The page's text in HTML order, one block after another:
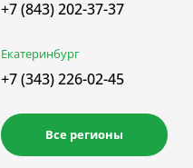
+7 (843) 202-37-37
Екатеринбург
+7 (343) 226-02-45
Все регионы